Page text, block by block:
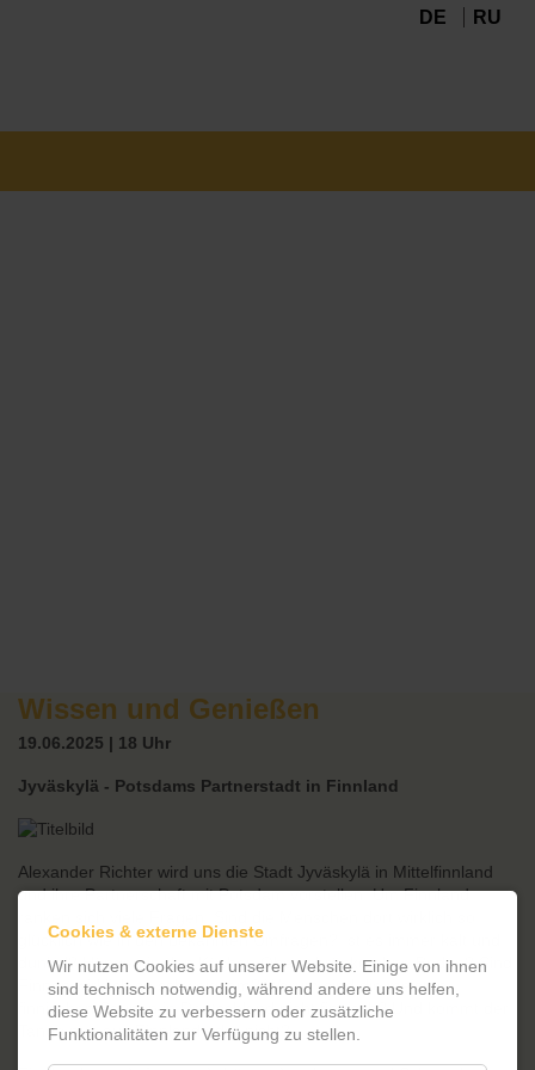
DE RU
Wissen und Genießen
19.06.2025 | 18 Uhr
Jyväskylä - Potsdams Partnerstadt in Finnland
Alexander Richter wird uns die Stadt Jyväskylä in Mittelfinnland
und ihre Partnerschaft mit Potsdam vorstellen. Um Finnland
glücklich wie in den bekannten Umfragen? Ist es immer kalt und
dunkel? Hängen in den Küchen Oberschränke ohne Boden? Sind
Finnen wirklich so schweigsam? Warum sind die meisten
finnischen Saunen in Deutschland nicht finnisch? Und kommt der
Tango nun aus Finnland oder nicht?
Cookies & externe Dienste
Wir nutzen Cookies auf unserer Website. Einige von ihnen
sind technisch notwendig, während andere uns helfen,
diese Website zu verbessern oder zusätzliche
Funktionalitäten zur Verfügung zu stellen.